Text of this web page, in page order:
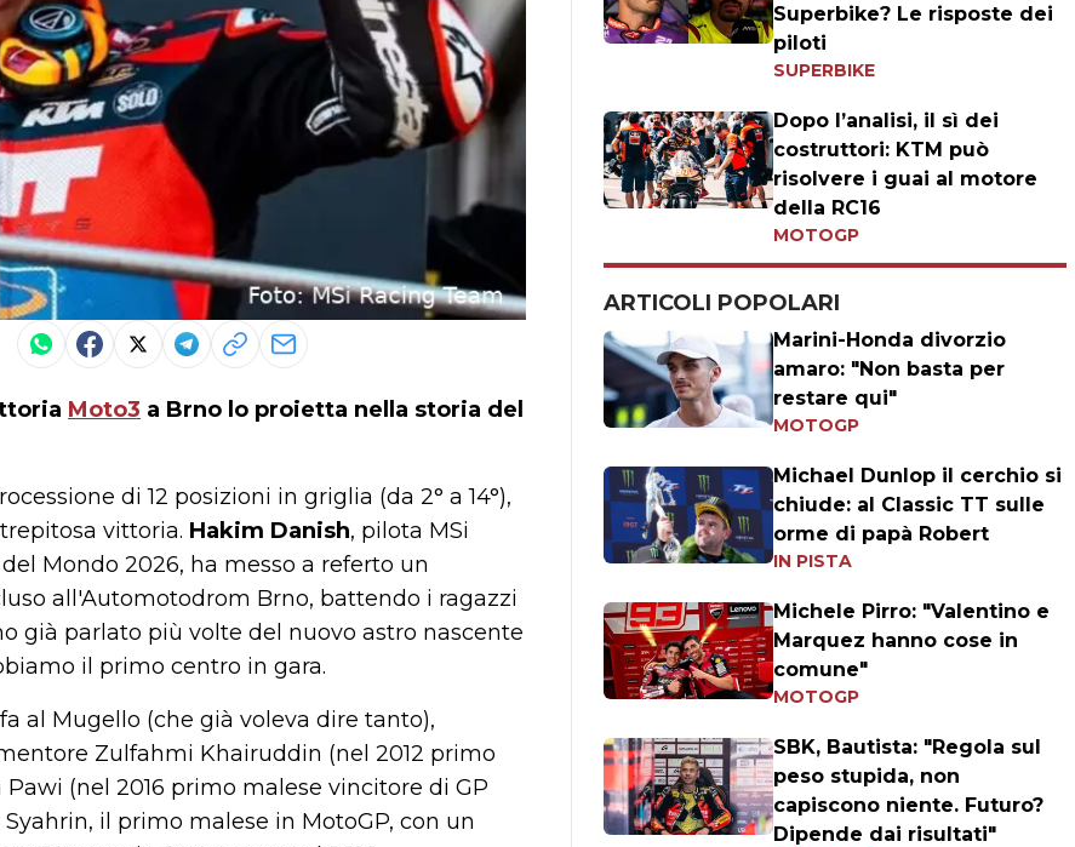
Moto3 a Brno lo proietta nella storia del
di 12 posizioni in griglia (da 2° a 14°),
vittoria. Hakim Danish, pilota MSi
Mondo 2026, ha messo a referto un
all'Automotodrom Brno, battendo i ragazzi
già parlato più volte del nuovo astro nascente
il primo centro in gara.
al Mugello (che già voleva dire tanto),
Zulfahmi Khairuddin (nel 2012 primo
(nel 2016 primo malese vincitore di GP
il primo malese in MotoGP, con un
Superbike? Le risposte dei
piloti
SUPERBIKE
Dopo l’analisi, il sì dei
costruttori: KTM può
risolvere i guai al motore
della RC16
MOTOGP
ARTICOLI POPOLARI
Marini-Honda divorzio
amaro: "Non basta per
restare qui"
MOTOGP
Michael Dunlop il cerchio si
chiude: al Classic TT sulle
orme di papà Robert
IN PISTA
Michele Pirro: "Valentino e
Marquez hanno cose in
comune"
MOTOGP
SBK, Bautista: "Regola sul
peso stupida, non
capiscono niente. Futuro?
Dipende dai risultati"